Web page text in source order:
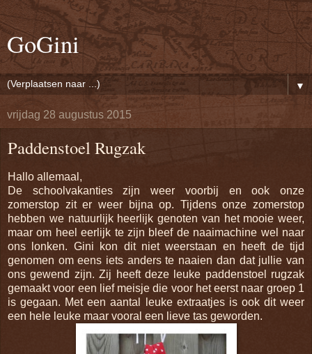
GoGini
▼
vrijdag 28 augustus 2015
Paddenstoel Rugzak
Hallo allemaal,
De schoolvakanties zijn weer voorbij en ook onze
zomerstop zit er weer bijna op. Tijdens onze zomerstop
hebben we natuurlijk heerlijk genoten van het mooie weer,
maar om heel eerlijk te zijn bleef de naaimachine wel naar
ons lonken. Gini kon dit niet weerstaan en heeft de tijd
genomen om eens iets anders te naaien dan dat jullie van
ons gewend zijn. Zij heeft deze leuke paddenstoel rugzak
gemaakt voor een lief meisje die voor het eerst naar groep 1
is gegaan. Met een aantal leuke extraatjes is ook dit weer
een hele leuke maar vooral een lieve tas geworden.